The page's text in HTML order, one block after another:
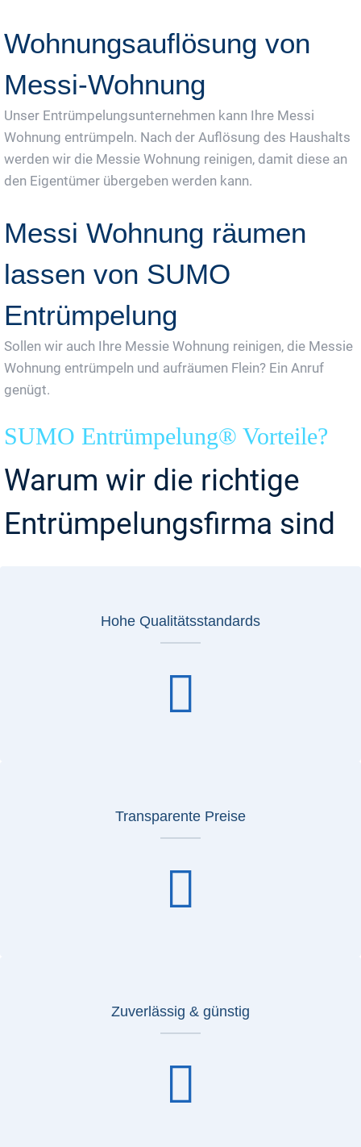
Wohnungsauflösung von
Messi-Wohnung
Unser Entrümpelungsunternehmen kann Ihre Messi
Wohnung entrümpeln. Nach der Auflösung des Haushalts
werden wir die Messie Wohnung reinigen, damit diese an
den Eigentümer übergeben werden kann.
Messi Wohnung räumen
lassen von SUMO
Entrümpelung
Sollen wir auch Ihre Messie Wohnung reinigen, die Messie
Wohnung entrümpeln und aufräumen Flein? Ein Anruf
genügt.
SUMO Entrümpelung® Vorteile?
Warum wir die richtige
Entrümpelungsfirma sind
Hohe Qualitätsstandards
Transparente Preise
Zuverlässig & günstig